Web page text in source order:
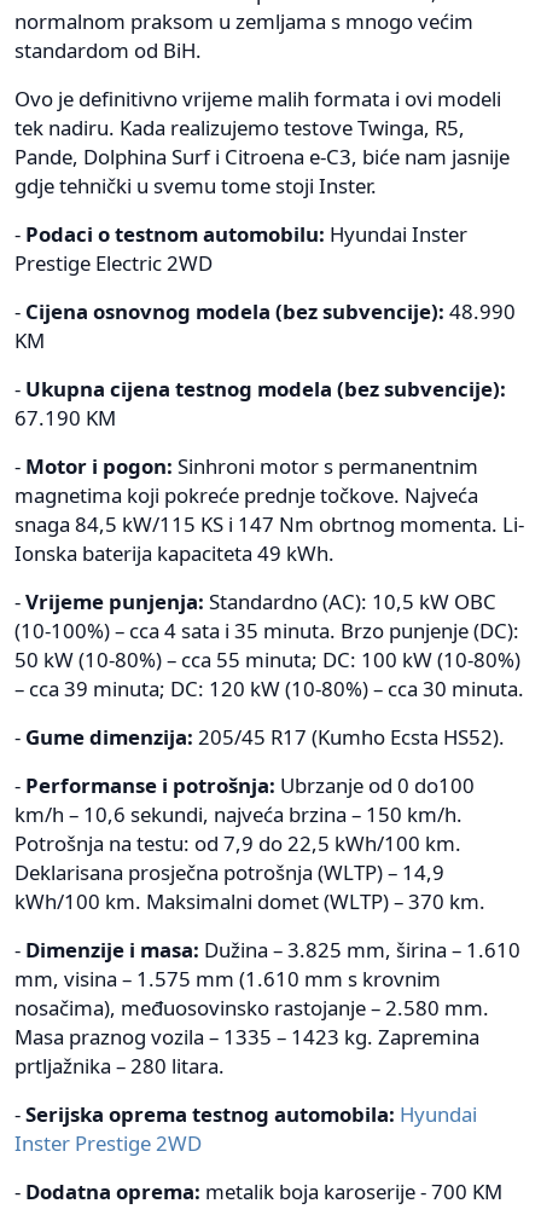
normalnom praksom u zemljama s mnogo većim
standardom od BiH.
Ovo je definitivno vrijeme malih formata i ovi modeli
tek nadiru. Kada realizujemo testove Twinga, R5,
Pande, Dolphina Surf i Citroena e-C3, biće nam jasnije
gdje tehnički u svemu tome stoji Inster.
- Podaci o testnom automobilu: Hyundai Inster
Prestige Electric 2WD
- Cijena osnovnog modela (bez subvencije): 48.990
KM
- Ukupna cijena testnog modela (bez subvencije):
67.190 KM
- Motor i pogon: Sinhroni motor s permanentnim
magnetima koji pokreće prednje točkove. Najveća
snaga 84,5 kW/115 KS i 147 Nm obrtnog momenta. Li-
Ionska baterija kapaciteta 49 kWh.
-Vrijeme punjenja: Standardno (AC): 10,5 kW OBC
(10-100%) – cca 4 sata i 35 minuta. Brzo punjenje (DC):
50 kW (10-80%) – cca 55 minuta; DC: 100 kW (10-80%)
– cca 39 minuta; DC: 120 kW (10-80%) – cca 30 minuta.
- Gume dimenzija: 205/45 R17 (Kumho Ecsta HS52).
- Performanse i potrošnja: Ubrzanje od 0 do100
km/h – 10,6 sekundi, najveća brzina – 150 km/h.
Potrošnja na testu: od 7,9 do 22,5 kWh/100 km.
Deklarisana prosječna potrošnja (WLTP) – 14,9
kWh/100 km. Maksimalni domet (WLTP) – 370 km.
- Dimenzije i masa: Dužina – 3.825 mm, širina – 1.610
mm, visina – 1.575 mm (1.610 mm s krovnim
nosačima), međuosovinsko rastojanje – 2.580 mm.
Masa praznog vozila – 1335 – 1423 kg. Zapremina
prtljažnika – 280 litara.
-Serijska oprema testnog automobila: Hyundai
Inster Prestige 2WD
- Dodatna oprema: metalik boja karoserije - 700 KM